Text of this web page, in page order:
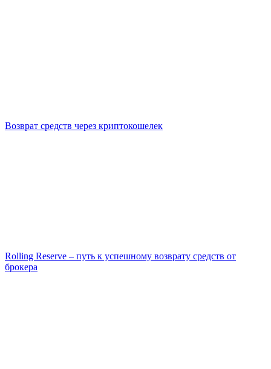
Возврат средств через криптокошелек
Rolling Reserve – путь к успешному возврату средств от
брокера